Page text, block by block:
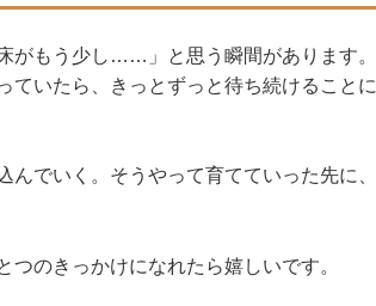
がもう少し……」と思う瞬間があります。
ていたら、きっとずっと待ち続けることに
でいく。そうやって育てていった先に、
つのきっかけになれたら嬉しいです。